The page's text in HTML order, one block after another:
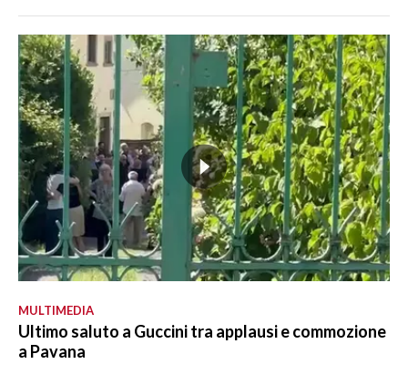
MULTIMEDIA
Ultimo saluto a Guccini tra applausi e commozione
a Pavana